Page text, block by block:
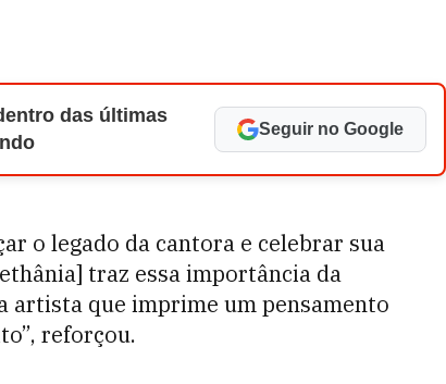
das últimas
Seguir no Google
o legado da cantora e celebrar sua
traz essa importância da
artista que imprime um pensamento
reforçou.